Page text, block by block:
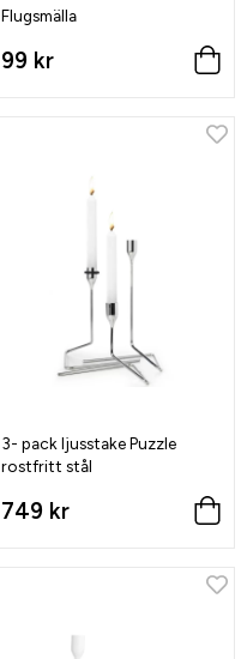
Flugsmälla
99 kr
3- pack ljusstake Puzzle
rostfritt stål
749 kr